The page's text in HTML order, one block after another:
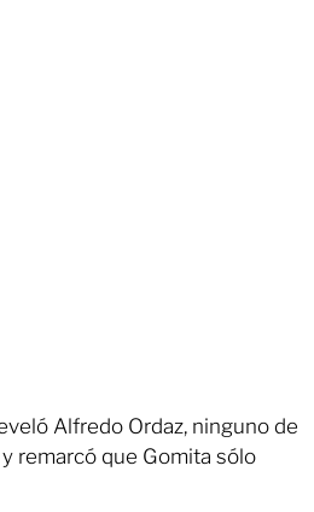
Alfredo Ordaz, ninguno de
remarcó que Gomita sólo